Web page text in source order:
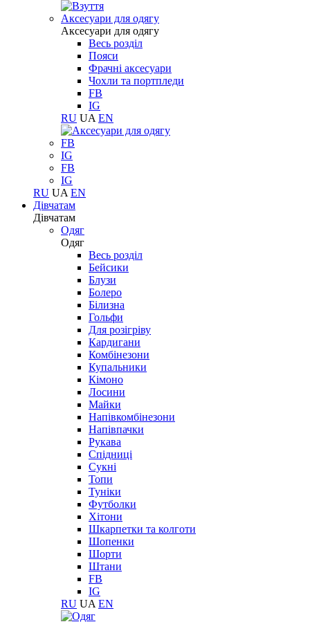
Aксесуари для одягу
Aксесуари для одягу
Весь розділ
Пояси
Фрачні аксесуари
Чохли та портпледи
FB
IG
RU UA EN
FB
IG
FB
IG
RU UA EN
Дівчатам
Дівчатам
Одяг
Одяг
Весь розділ
Бейсики
Блузи
Болеро
Білизна
Гольфи
Для розігріву
Кардигани
Комбінезони
Купальники
Кімоно
Лосини
Майки
Напівкомбінезони
Напівпачки
Рукава
Спідниці
Сукні
Топи
Туніки
Футболки
Хітони
Шкарпетки та колготи
Шопенки
Шорти
Штани
FB
IG
RU UA EN